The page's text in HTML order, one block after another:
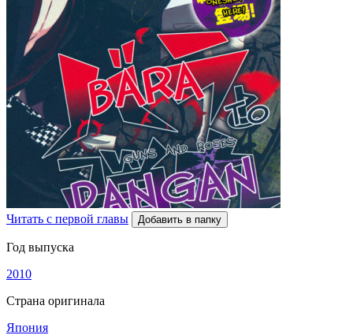
Читать с первой главы Добавить в папку
Год выпуска
2010
Страна оригинала
Япония